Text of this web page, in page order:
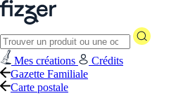
Mes créations
Crédits
Gazette Familiale
Carte postale